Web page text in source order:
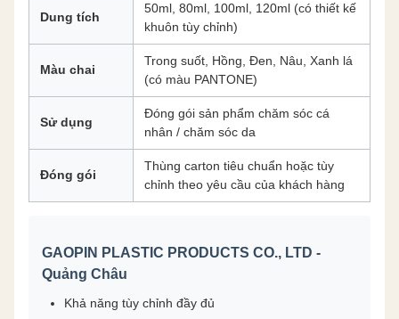
Dung tích
50ml, 80ml, 100ml, 120ml (có thiết kế
khuôn tùy chỉnh)
Màu chai
Trong suốt, Hồng, Đen, Nâu, Xanh lá
(có màu PANTONE)
Sử dụng
Đóng gói sản phẩm chăm sóc cá
nhân / chăm sóc da
Đóng gói
Thùng carton tiêu chuẩn hoặc tùy
chỉnh theo yêu cầu của khách hàng
GAOPIN PLASTIC PRODUCTS CO., LTD -
Quảng Châu
Khả năng tùy chỉnh đầy đủ